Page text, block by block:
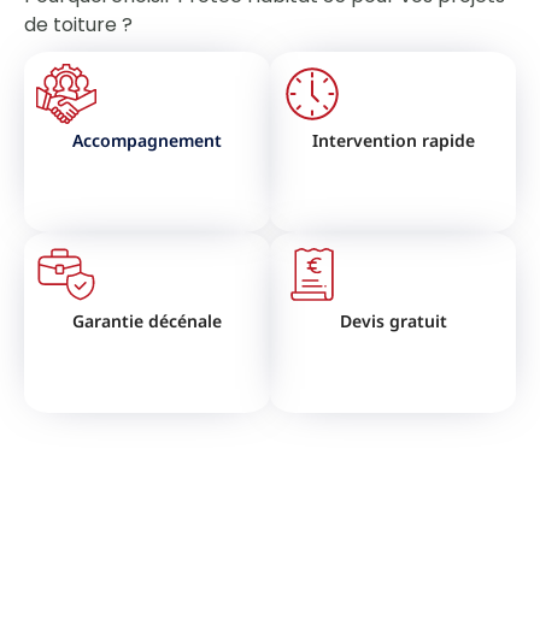
de toiture ?
Accompagnement Intervention rapide
Garantie décénale Devis gratuit